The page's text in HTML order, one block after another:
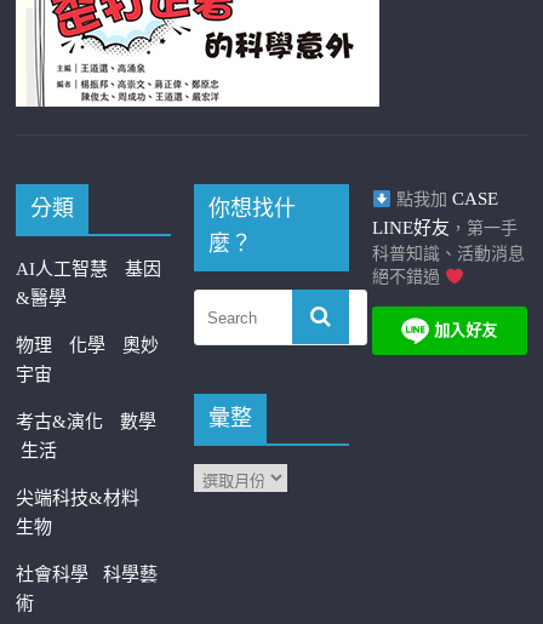
分類
AI人工智慧
基因
&醫學
物理 化學
奧妙
宇宙
考古&演化
數學
生活
尖端科技&材料
生物
社會科學科學藝
術
你想找什
麼？
彙整
點我加 CASE
LINE好友 ，第一手
科普知識、活動消息
絕不錯過